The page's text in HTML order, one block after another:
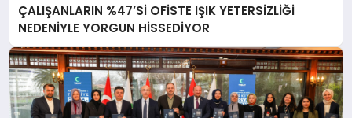
ÇALIŞANLARIN %47’Sİ OFİSTE IŞIK YETERSİZLİĞİ
NEDENİYLE YORGUN HİSSEDİYOR